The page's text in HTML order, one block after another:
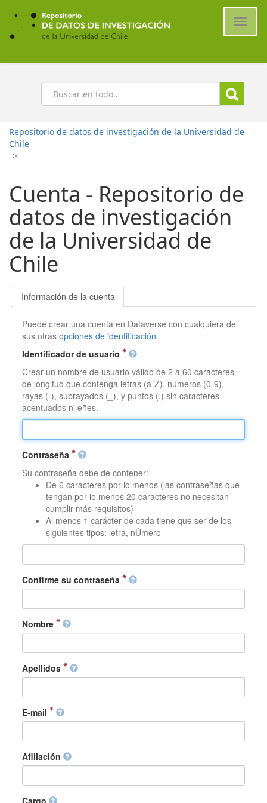
Ir
contenido
principal
Buscar
Repositorio de datos de investigación de la Universidad de
Chile
>
Cuenta - Repositorio de
datos de investigación
de la Universidad de
Chile
Información de la cuenta
Puede crear una cuenta en Dataverse con cualquiera de
sus otrasopciones de identificación.
Identificador de usuario
Crear un nombre de usuario válido de 2 a 60 caracteres
de longitud que contenga letras (a-Z), números (0-9),
rayas (-), subrayados (_), y puntos (.) sin caracteres
acentuados ni eñes.
Contraseña
Su contraseña debe de contener:
De 6 caracteres por lo menos (las contraseñas que
tengan por lo menos 20 caracteres no necesitan
cumplir más requisitos)
Al menos 1 carácter de cada tiene que ser de los
siguientes tipos: letra, nÚmero
Confirme su contraseña
Nombre
Apellidos
E-mail
Afiliación
Cargo